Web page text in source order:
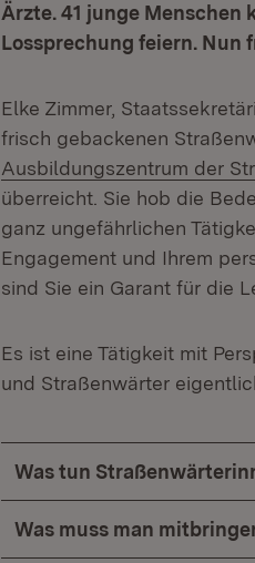
Ärzte. 41 junge
Lossprechung feiern. Nun
Elke Zimmer,
frisch gebackenen
Ausbildungszentrum der
überreicht. Sie hob die
ganz ungefährlichen
Engagement und Ihrem
sind Sie ein Garant für die
Es ist eine Tätigkeit mit
und Straßenwärter
Was tun
Was muss man